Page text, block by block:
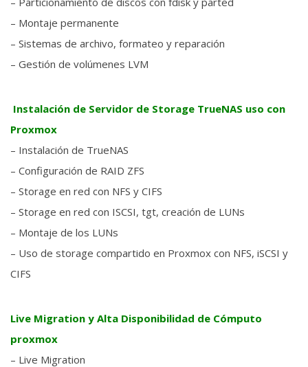
– Montaje permanente
– Sistemas de archivo, formateo y reparación
– Gestión de volúmenes LVM
Instalación de Servidor de Storage TrueNAS uso con
Proxmox
– Instalación de TrueNAS
– Configuración de RAID ZFS
– Storage en red con NFS y CIFS
– Storage en red con ISCSI, tgt, creación de LUNs
– Montaje de los LUNs
– Uso de storage compartido en Proxmox con NFS, iSCSI y
CIFS
Live Migration y Alta Disponibilidad de Cómputo
proxmox
– Live Migration